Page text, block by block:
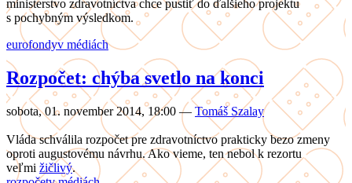
ministerstvo zdravotníctva chce pustiť do ďalšieho projektu
s pochybným výsledkom.
eurofondyv médiách
Rozpočet: chýba svetlo na konci
sobota, 01. november 2014, 18:00 — Tomáš Szalay
Vláda schválila rozpočet pre zdravotníctvo prakticky bezo zmeny
oproti augustovému návrhu. Ako vieme, ten nebol k rezortu
veľmi žičlivý.